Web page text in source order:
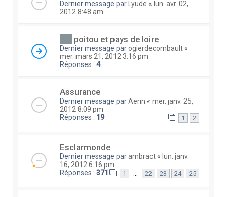
Dernier message par Lyude « lun. avr. 02,
2012 8:48 am
poitou et pays de loire
Dernier message parogierdecombault «
mer. mars 21, 2012 3:16 pm
Réponses : 4
Assurance
Dernier message parAerin « mer. janv. 25,
2012 8:09 pm
Réponses : 19 1 2
Esclarmonde
Dernier message parambract « lun. janv.
16, 2012 6:16 pm
Réponses : 371 1 … 22 23 24 25